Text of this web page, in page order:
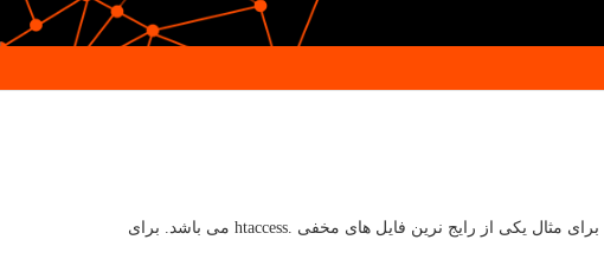
نحوه نمایش فایل های مخفی در سی پنل cPanel : گاهی اوقات مشاهده می کنید که برخی از فایل هایتان نمایش داده نمی شوند ، برای مثال یکی از رایج نرین فایل های مخفی .htaccess می باشد. برای